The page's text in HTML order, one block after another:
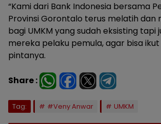
“Kami dari Bank Indonesia bersama
Provinsi Gorontalo terus melatih dan
bagi UMKM yang sudah eksisting tapi
mereka pelaku pemula, agar bisa ikut
pintanya.
Share :
Tag: #Veny Anwar UMKM